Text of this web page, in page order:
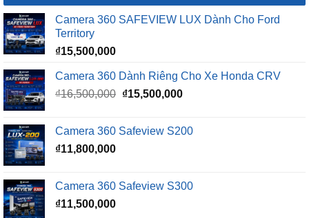
Camera 360 SAFEVIEW LUX Dành Cho Ford
Territory
₫15,500,000
Camera 360 Dành Riêng Cho Xe Honda CRV
₫16,500,000 Giá
₫16,500,000.
₫15,500,000Giá
là:
Camera 360 Safeview S200
₫11,800,000
Camera 360 Safeview S300
₫11,500,000